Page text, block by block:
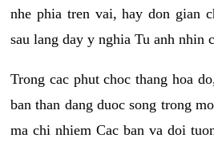
nhe phia tren vai, hay don gian
sau lang day y nghia Tu anh nhin
Trong cac phut choc thang hoa
ban than dang duoc song trong
ma chi nhiem Cac ban va doi